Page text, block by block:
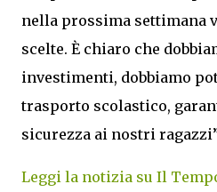
nella prossima settimana
scelte. È chiaro che
investimenti, dobbiamo
trasporto scolastico,
sicurezza ai nostri
Leggi la notizia su Il